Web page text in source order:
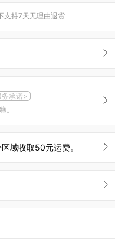
支持7天无理由退货
务承诺>
。
域收取50元运费。